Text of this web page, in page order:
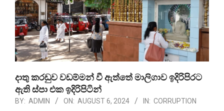
දාතු කරඩුව වඩම්මන් වී ඇත්තේ මාලිගාව ඉදිරිපිරට
ඇති ස්පා එක ඉදිරිපිටින්
BY: ADMIN ON: AUGUST 6, 2024 IN: CORRUPTION